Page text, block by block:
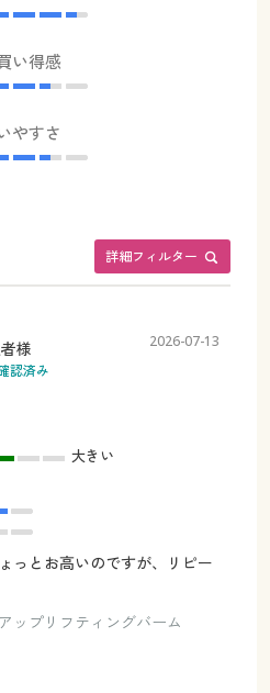
い得感
やすさ
詳細フィルター
様
認済み
2026-07-13
大きい
っとお高いのですが、リピー
ップリフティングバーム